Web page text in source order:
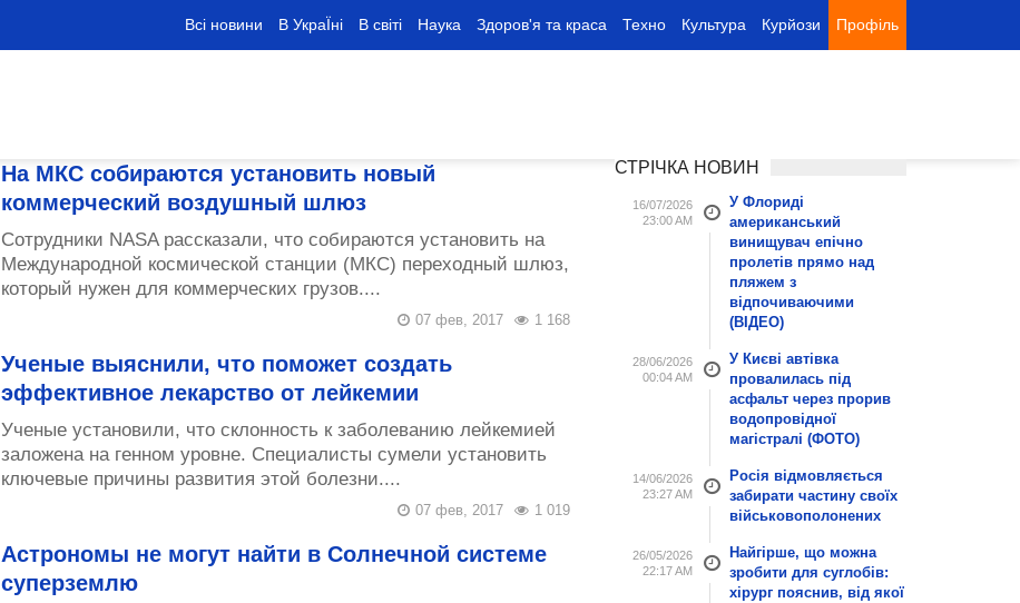
Всі новини В УкраЇні В світі Наука Здоров'я та краса Техно Культура Курйози Профіль
На МКС собираются установить новый
коммерческий воздушный шлюз
Сотрудники NASA рассказали, что собираются установить на
Международной космической станции (МКС) переходный шлюз,
который нужен для коммерческих грузов....
1 168
07 фев, 2017
Ученые выяснили, что поможет создать
эффективное лекарство от лейкемии
Ученые установили, что склонность к заболеванию лейкемией
заложена на генном уровне. Специалисты сумели установить
ключевые причины развития этой болезни....
1 019
07 фев, 2017
Астрономы не могут найти в Солнечной системе
суперземлю
СТРІЧКА НОВИН
16/07/2026
23:00 AM
У Флориді
американський
винищувач епічно
пролетів прямо над
пляжем з
відпочиваючими
(ВІДЕО)
28/06/2026
00:04 AM
У Києві автівка
провалилась під
асфальт через прорив
водопровідної
магістралі (ФОТО)
14/06/2026
23:27 AM
Росія відмовляється
забирати частину своїх
військовополонених
26/05/2026
22:17 AM
Найгірше, що можна
зробити для суглобів:
хірург пояснив, від якої